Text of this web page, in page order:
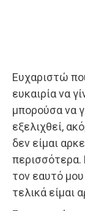
Ευχαριστώ
ευκαιρία να
μπορούσα να
εξελιχθεί,
δεν είμαι
τον εαυτό
τελικά είμαι